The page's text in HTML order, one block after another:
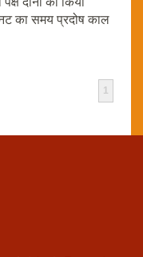
का समय प्रदोष काल
1